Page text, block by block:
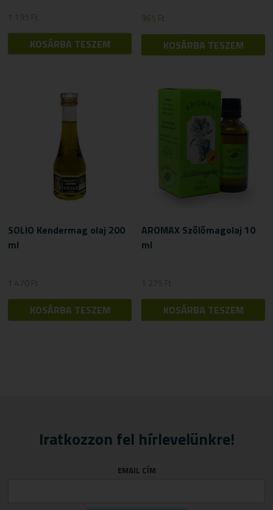
1 195 Ft
KOSÁRBA TESZEM
965 Ft
KOSÁRBA TESZEM
SOLIO Kendermag olaj 200
ml
1 470Ft
KOSÁRBA TESZEM
AROMAX Szőlőmagolaj 10
ml
1 275 Ft
KOSÁRBA TESZEM
Iratkozzon fel hírlevelünkre!
EMAIL CÍM